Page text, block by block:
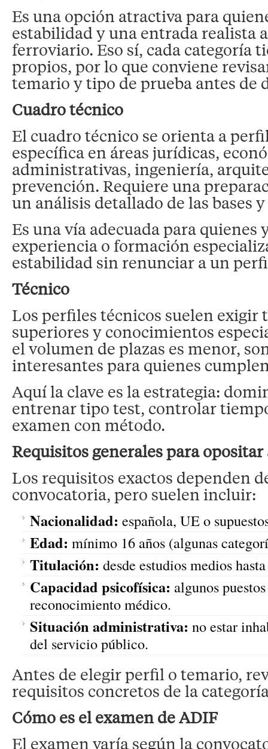
Es una opción atractiva para
estabilidad y una entrada realista
ferroviario. Eso sí, cada categoría
propios, por lo que conviene
temario y tipo de prueba antes de
Cuadro técnico
El cuadro técnico se orienta a
específica en áreas jurídicas,
administrativas, ingeniería,
prevención. Requiere una
un análisis detallado de las bases
Es una vía adecuada para quienes
experiencia o formación
estabilidad sin renunciar a un
Técnico
Los perfiles técnicos suelen exigir
superiores y conocimientos
el volumen de plazas es menor,
interesantes para quienes
Aquí la clave es la estrategia:
entrenar tipo test, controlar
examen con método.
Requisitos generales para opositar
Los requisitos exactos dependen
convocatoria, pero suelen incluir:
Nacionalidad: española, UE o
Edad: mínimo 16 años (algunas
Titulación: desde estudios medios
Capacidad psicofísica: algunos
reconocimiento médico.
Situación administrativa: no estar
del servicio público.
Antes de elegir perfil o temario,
requisitos concretos de la
Cómo es el examen de ADIF
El examen varía según la